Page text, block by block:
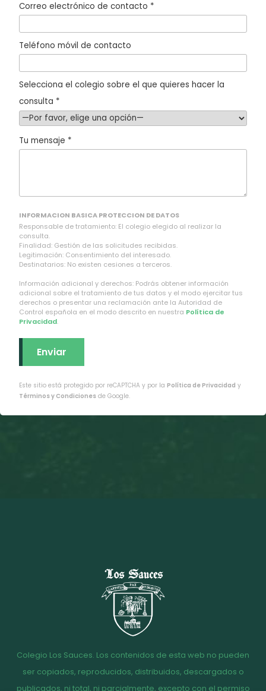
Correo electrónico de contacto *
Teléfono móvil de contacto
Selecciona el colegio sobre el que quieres hacer la
consulta *
Tu mensaje *
INFORMACION BASICA PROTECCION DE DATOS
Responsable de tratamiento: El colegio elegido al realizar la
consulta.
Finalidad: Gestión de las solicitudes recibidas.
Legitimación: Consentimiento del interesado.
Destinatarios: No existen cesiones a terceros.
Información adicional y derechos: Podrás obtener información
adicional sobre el tratamiento de tus datos y el modo ejercitar tus
derechos o presentar una reclamación ante la Autoridad de
Control española en el modo descrito en nuestra Política de
Privacidad.
Este sitio está protegido por reCAPTCHA y por la Política de Privacidad y
Términos y Condiciones de Google.
Colegio Los Sauces. Los contenidos de esta web no pueden
ser copiados, reproducidos, distribuidos, descargados o
publicados, ni total, ni parcialmente, excepto con el permiso